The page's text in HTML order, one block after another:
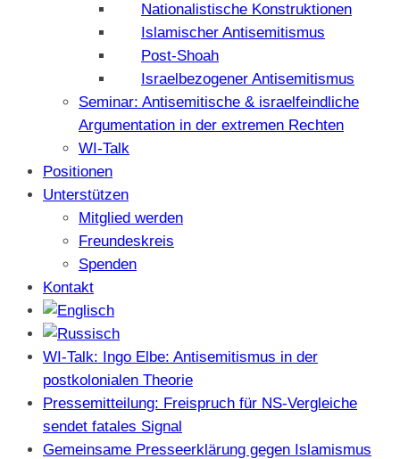
Nationalistische Konstruktionen
Islamischer Antisemitismus
Post-Shoah
Israelbezogener Antisemitismus
Seminar: Antisemitische & israelfeindliche
Argumentation in der extremen Rechten
WI-Talk
Positionen
Unterstützen
Mitglied werden
Freundeskreis
Spenden
Kontakt
WI-Talk: Ingo Elbe: Antisemitismus in der
postkolonialen Theorie
Pressemitteilung: Freispruch für NS-Vergleiche
sendet fatales Signal
Gemeinsame Presseerklärung gegen Islamismus